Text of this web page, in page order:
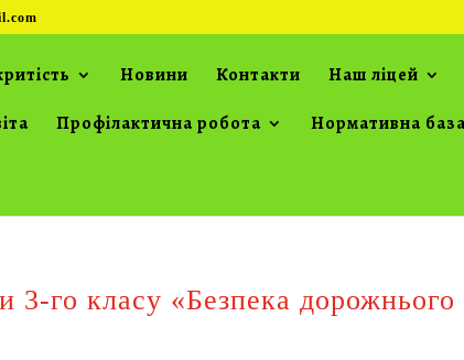
Новини Контакти
Наш ліцей
Профілактична робота
Нормативна
3-го класу «Безпека дорожнього